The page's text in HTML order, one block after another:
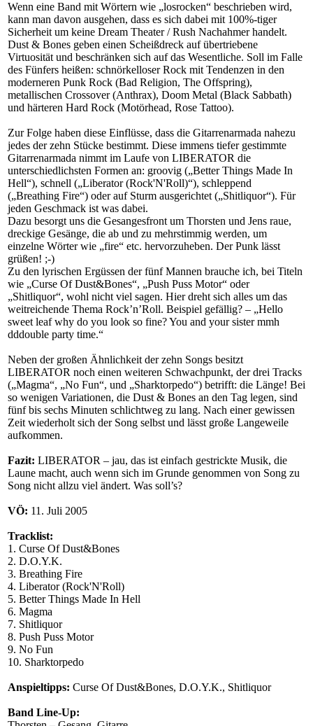
Wenn eine Band mit Wörtern wie „losrocken“ beschrieben wird,
kann man davon ausgehen, dass es sich dabei mit 100%-tiger
Sicherheit um keine Dream Theater / Rush Nachahmer handelt.
Dust & Bones geben einen Scheißdreck auf übertriebene
Virtuosität und beschränken sich auf das Wesentliche. Soll im Falle
des Fünfers heißen: schnörkelloser Rock mit Tendenzen in den
moderneren Punk Rock (Bad Religion, The Offspring),
metallischen Crossover (Anthrax), Doom Metal (Black Sabbath)
und härteren Hard Rock (Motörhead, Rose Tattoo).
Zur Folge haben diese Einflüsse, dass die Gitarrenarmada nahezu
jedes der zehn Stücke bestimmt. Diese immens tiefer gestimmte
Gitarrenarmada nimmt im Laufe von LIBERATOR die
unterschiedlichsten Formen an: groovig („Better Things Made In
Hell“), schnell („Liberator (Rock'N'Roll)“), schleppend
(„Breathing Fire“) oder auf Sturm ausgerichtet („Shitliquor“). Für
jeden Geschmack ist was dabei.
Dazu besorgt uns die Gesangesfront um Thorsten und Jens raue,
dreckige Gesänge, die ab und zu mehrstimmig werden, um
einzelne Wörter wie „fire“ etc. hervorzuheben. Der Punk lässt
grüßen! ;-)
Zu den lyrischen Ergüssen der fünf Mannen brauche ich, bei Titeln
wie „Curse Of Dust&Bones“, „Push Puss Motor“ oder
„Shitliquor“, wohl nicht viel sagen. Hier dreht sich alles um das
weitreichende Thema Rock’n’Roll. Beispiel gefällig? – „Hello
sweet leaf why do you look so fine? You and your sister mmh
dddouble party time.“
Neben der großen Ähnlichkeit der zehn Songs besitzt
LIBERATOR noch einen weiteren Schwachpunkt, der drei Tracks
(„Magma“, „No Fun“, und „Sharktorpedo“) betrifft: die Länge! Bei
so wenigen Variationen, die Dust & Bones an den Tag legen, sind
fünf bis sechs Minuten schlichtweg zu lang. Nach einer gewissen
Zeit wiederholt sich der Song selbst und lässt große Langeweile
aufkommen.
Fazit: LIBERATOR – jau, das ist einfach gestrickte Musik, die
Laune macht, auch wenn sich im Grunde genommen von Song zu
Song nicht allzu viel ändert. Was soll’s?
VÖ: 11. Juli 2005
Tracklist:
1. Curse Of Dust&Bones
2. D.O.Y.K.
3. Breathing Fire
4. Liberator (Rock'N'Roll)
5. Better Things Made In Hell
6. Magma
7. Shitliquor
8. Push Puss Motor
9. No Fun
10. Sharktorpedo
Anspieltipps: Curse Of Dust&Bones, D.O.Y.K., Shitliquor
Band Line-Up: